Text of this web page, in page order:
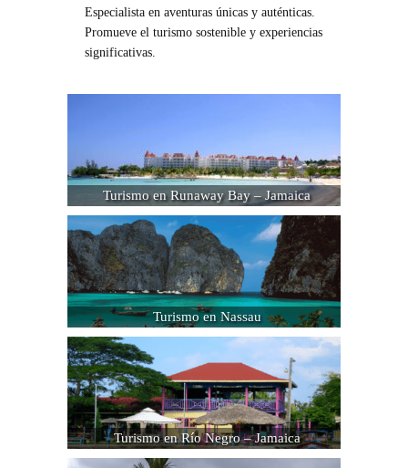
Especialista en aventuras únicas y auténticas.
Promueve el turismo sostenible y experiencias
significativas.
Turismo en Runaway Bay – Jamaica
Turismo en Nassau
Turismo en Río Negro – Jamaica